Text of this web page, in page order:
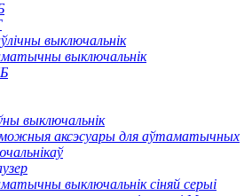
выключальнік
выключальнік
выключальнік
аксэсуары для аўтаматычных
выключальнік сіняй серыі